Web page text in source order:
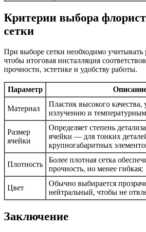
Критерии выбора
сетки
При выборе сетки необходимо учитывать
чтобы итоговая инсталляция
прочности, эстетике и удобству работы.
Параметр
Материал
Пластик высокого
излучению и
Размер
ячейки
Определяет степень
ячейки — для тонких
крупногабаритных
Плотность
Более плотная сетка
прочность, но менее гибкая;
Цвет
Обычно выбирается
нейтральный, чтобы не
Заключение